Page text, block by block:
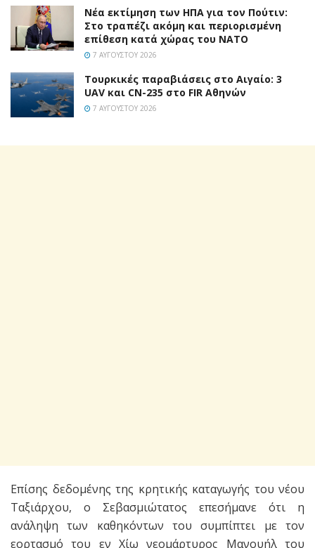
Νέα εκτίμηση των ΗΠΑ για τον Πούτιν:
Στο τραπέζι ακόμη και περιορισμένη
επίθεση κατά χώρας του ΝΑΤΟ
7 ΑΥΓΟΎΣΤΟΥ 2026
Τουρκικές παραβιάσεις στο Αιγαίο: 3
UAV και CN-235 στο FIR Αθηνών
7 ΑΥΓΟΎΣΤΟΥ 2026
Επίσης δεδομένης της κρητικής καταγωγής του νέου
Ταξιάρχου, ο Σεβασμιώτατος επεσήμανε ότι η
ανάληψη των καθηκόντων του συμπίπτει με τον
εορτασμό του εν Χίω νεομάρτυρος Μανουήλ του